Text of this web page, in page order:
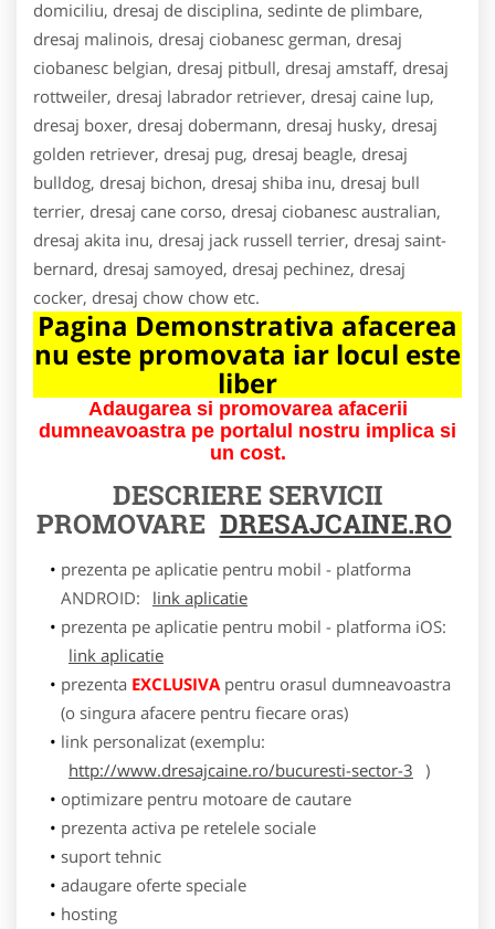
domiciliu, dresaj de disciplina, sedinte de plimbare,
dresaj malinois, dresaj ciobanesc german, dresaj
ciobanesc belgian, dresaj pitbull, dresaj amstaff, dresaj
rottweiler, dresaj labrador retriever, dresaj caine lup,
dresaj boxer, dresaj dobermann, dresaj husky, dresaj
golden retriever, dresaj pug, dresaj beagle, dresaj
bulldog, dresaj bichon, dresaj shiba inu, dresaj bull
terrier, dresaj cane corso, dresaj ciobanesc australian,
dresaj akita inu, dresaj jack russell terrier, dresaj saint-
bernard, dresaj samoyed, dresaj pechinez, dresaj
cocker, dresaj chow chow etc.
Pagina Demonstrativa afacerea
nu este promovata iar locul este
liber
Adaugarea si promovarea afacerii
dumneavoastra pe portalul nostru implica si
un cost.
DESCRIERE SERVICII
PROMOVARE DRESAJCAINE.RO
prezenta pe aplicatie pentru mobil - platforma
ANDROID:
link aplicatie
prezenta pe aplicatie pentru mobil - platforma iOS:
link aplicatie
prezenta EXCLUSIVApentru orasul dumneavoastra
(o singura afacere pentru fiecare oras)
link personalizat (exemplu:
http://www.dresajcaine.ro/bucuresti-sector-3 )
optimizare pentru motoare de cautare
prezenta activa pe retelele sociale
suport tehnic
adaugare oferte speciale
hosting